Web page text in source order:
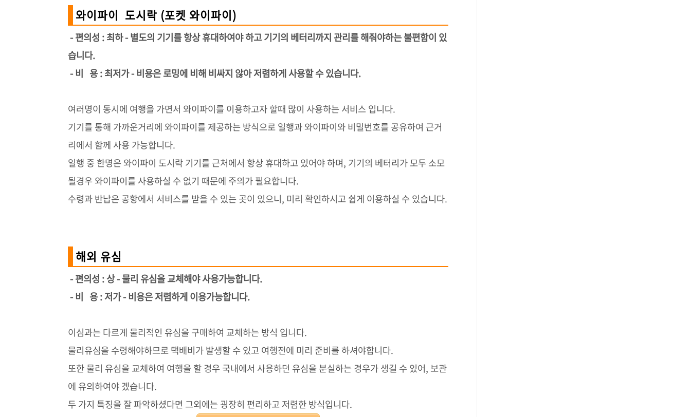
와이파이 도시락 (포켓 와이파이)
- 편의성 : 최하 - 별도의 기기를 항상 휴대하여야 하고 기기의 베터리까지 관리를 해줘야하는 불편함이 있
습니다.
- 비 용 : 최저가 - 비용은 로밍에 비해 비싸지 않아 저렴하게 사용할 수 있습니다.
여러명이 동시에 여행을 가면서 와이파이를 이용하고자 할때 많이 사용하는 서비스 입니다.
기기를 통해 가까운거리에 와이파이를 제공하는 방식으로 일행과 와이파이와 비밀번호를 공유하여 근거
리에서 함께 사용 가능합니다.
일행 중 한명은 와이파이 도시락 기기를 근처에서 항상 휴대하고 있어야 하며, 기기의 베터리가 모두 소모
될경우 와이파이를 사용하실 수 없기 때문에 주의가 필요합니다.
수령과 반납은 공항에서 서비스를 받을 수 있는 곳이 있으니, 미리 확인하시고 쉽게 이용하실 수 있습니다.
해외 유심
- 편의성 : 상 - 물리 유심을 교체해야 사용가능합니다.
- 비 용 : 저가 - 비용은 저렴하게 이용가능합니다.
이심과는 다르게 물리적인 유심을 구매하여 교체하는 방식 입니다.
물리유심을 수령해야하므로 택배비가 발생할 수 있고 여행전에 미리 준비를 하셔야합니다.
또한 물리 유심을 교체하여 여행을 할 경우 국내에서 사용하던 유심을 분실하는 경우가 생길 수 있어, 보관
에 유의하여야 겠습니다.
두 가지 특징을 잘 파악하셨다면 그외에는 굉장히 편리하고 저렴한 방식입니다.